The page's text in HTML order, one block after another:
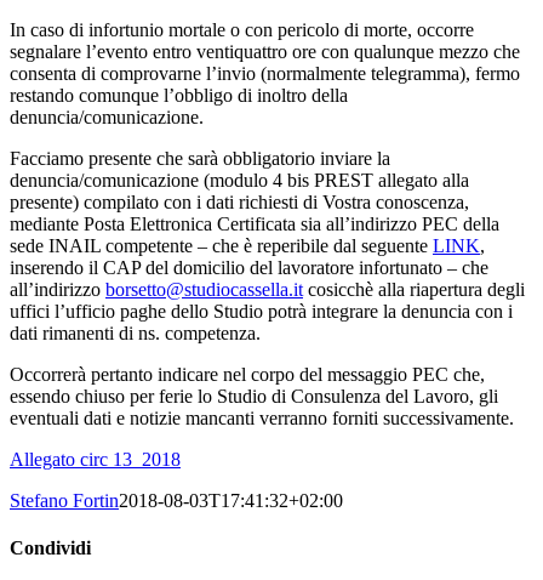
In caso di infortunio mortale o con pericolo di morte, occorre
segnalare l’evento entro ventiquattro ore con qualunque mezzo che
consenta di comprovarne l’invio (normalmente telegramma), fermo
restando comunque l’obbligo di inoltro della
denuncia/comunicazione.
Facciamo presente che sarà obbligatorio inviare la
denuncia/comunicazione (modulo 4 bis PREST allegato alla
presente) compilato con i dati richiesti di Vostra conoscenza,
mediante Posta Elettronica Certificata sia all’indirizzo PEC della
sede INAIL competente – che è reperibile dal seguente LINK,
inserendo il CAP del domicilio del lavoratore infortunato – che
all’indirizzo borsetto@studiocassella.it cosicchè alla riapertura degli
uffici l’ufficio paghe dello Studio potrà integrare la denuncia con i
dati rimanenti di ns. competenza.
Occorrerà pertanto indicare nel corpo del messaggio PEC che,
essendo chiuso per ferie lo Studio di Consulenza del Lavoro, gli
eventuali dati e notizie mancanti verranno forniti successivamente.
Allegato circ 13_2018
Stefano Fortin2018-08-03T17:41:32+02:00
Condividi